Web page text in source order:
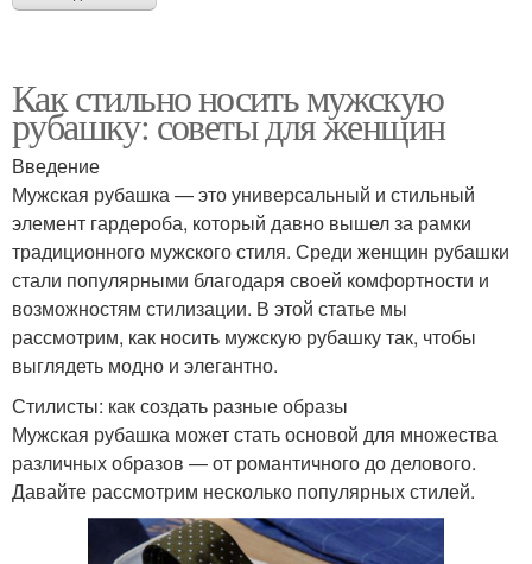
Как стильно носить мужскую
рубашку: советы для женщин
Введение
Мужская рубашка — это универсальный и стильный
элемент гардероба, который давно вышел за рамки
традиционного мужского стиля. Среди женщин рубашки
стали популярными благодаря своей комфортности и
возможностям стилизации. В этой статье мы
рассмотрим, как носить мужскую рубашку так, чтобы
выглядеть модно и элегантно.
Стилисты: как создать разные образы
Мужская рубашка может стать основой для множества
различных образов — от романтичного до делового.
Давайте рассмотрим несколько популярных стилей.